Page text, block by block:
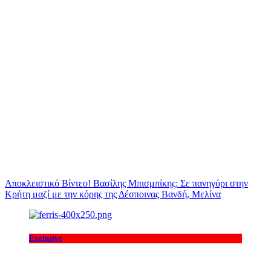
Αποκλειστικό Βίντεο! Βασίλης Μπισμπίκης: Σε πανηγύρι στην
Κρήτη μαζί με την κόρης της Δέσποινας Βανδή, Μελίνα
Exclusive